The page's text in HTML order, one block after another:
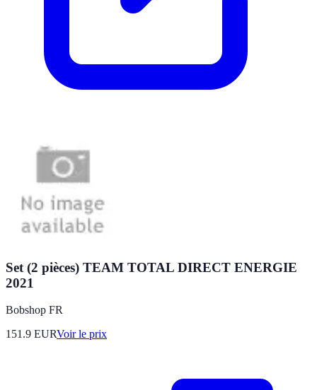
Set (2 pièces) TEAM TOTAL DIRECT ENERGIE
2021
Bobshop FR
151.9 EURVoir le prix